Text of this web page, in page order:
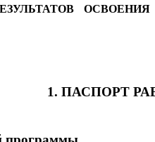
ОСВОЕНИЯ
1. ПАСПОРТ